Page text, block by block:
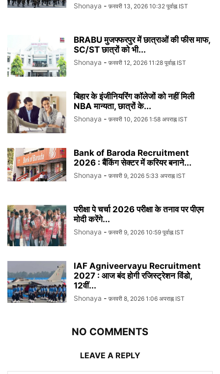
Shonaya - फ़रवरी 13, 2026 10:32 पूर्वाह्न IST
BRABU मुजफ्फरपुर में छात्राओं की फीस माफ,
SC/ST छात्रों को भी...
Shonaya - फ़रवरी 12, 2026 11:28 पूर्वाह्न IST
बिहार के इंजीनियरिंग कॉलेजों को नहीं मिली
NBA मान्यता, छात्रों के...
Shonaya - फ़रवरी 10, 2026 1:58 अपराह्न IST
Bank of Baroda Recruitment
2026 : बैंकिंग सेक्टर में करियर बनाने...
Shonaya - फ़रवरी 9, 2026 5:33 अपराह्न IST
परीक्षा पे चर्चा 2026 परीक्षा के तनाव पर पीएम
मोदी करेंगे...
Shonaya - फ़रवरी 9, 2026 10:59 पूर्वाह्न IST
IAF Agniveervayu Recruitment
2027 : आज बंद होगी रजिस्ट्रेशन विंडो,
12वीं...
Shonaya - फ़रवरी 8, 2026 1:06 अपराह्न IST
NO COMMENTS
LEAVE A REPLY